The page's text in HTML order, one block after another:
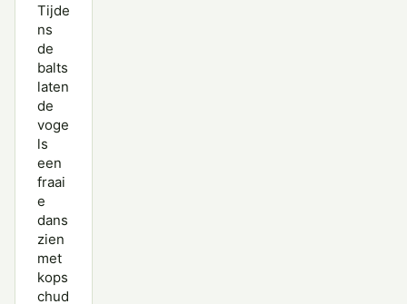
Tijde
ns
de
balts
laten
de
voge
ls
een
fraai
e
dans
zien
met
kops
chud